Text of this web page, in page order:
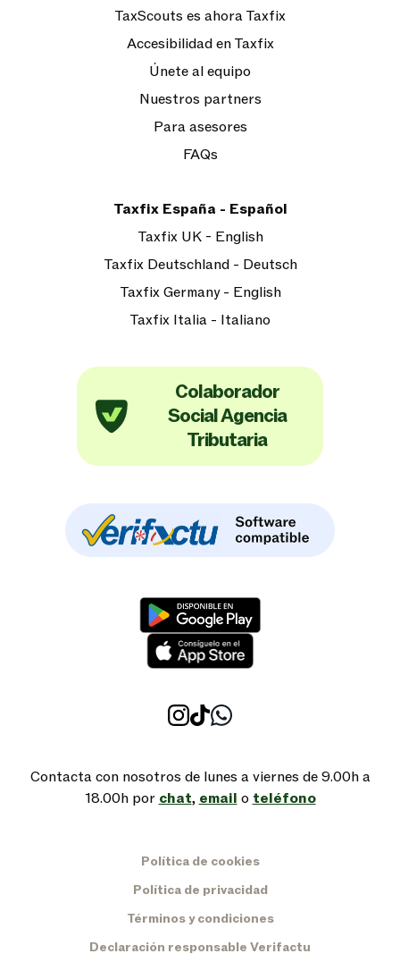
TaxScouts es ahora Taxfix
Accesibilidad en Taxfix
Únete al equipo
Nuestros partners
Para asesores
FAQs
Taxfix España - Español
Taxfix UK - English
Taxfix Deutschland - Deutsch
Taxfix Germany - English
Taxfix Italia - Italiano
Colaborador
Social Agencia
Tributaria
Contacta con nosotros de lunes a viernes de 9.00h a
18.00h por chat, email o teléfono
Política de cookies
Política de privacidad
Términos y condiciones
Declaración responsable Verifactu